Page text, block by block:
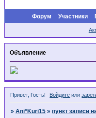
Форум Участники
Объявление
Привет, Гость! Войдите или
»Ani*Kuri15 »пункт записи